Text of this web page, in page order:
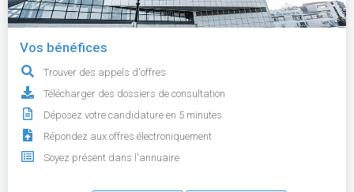
Vos bénéfices
Trouver des appels d'offres
Télécharger des dossiers de consultation
Déposez votre candidature en 5 minutes
Répondez aux offres électroniquement
Soyez présent dans l'annuaire